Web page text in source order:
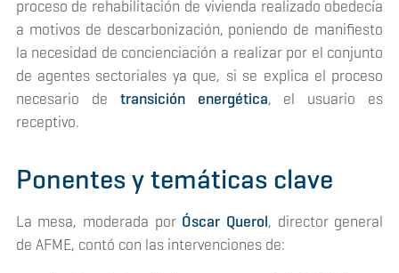
proceso de rehabilitación de vivienda realizado obedecía
a motivos de descarbonización, poniendo de manifiesto
la necesidad de concienciación a realizar por el conjunto
de agentes sectoriales ya que, si se explica el proceso
necesario de transición energética, el usuario es
receptivo.
Ponentes y temáticas clave
La mesa, moderada por Óscar Querol, director general
de AFME, contó con las intervenciones de: